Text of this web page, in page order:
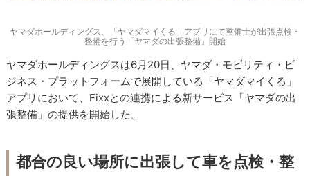
ヤマダホールディングス、「ヤマダマイくる」アプリにて整備士が出張点検・
整備を行う「ヤマダの出張整備」開始
ヤマダホールディングスは6月20日、ヤマダ・モビリティ・ビ
ジネス・プラットフォームで展開している「ヤマダマイくる」
アプリにおいて、Fixxとの連携による新サービス「ヤマダの出
張整備」の提供を開始した。
都合の良い場所に出張して車を点検・整